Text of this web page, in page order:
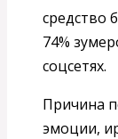
средство
74%
соцсетях.
Причина
эмоции,